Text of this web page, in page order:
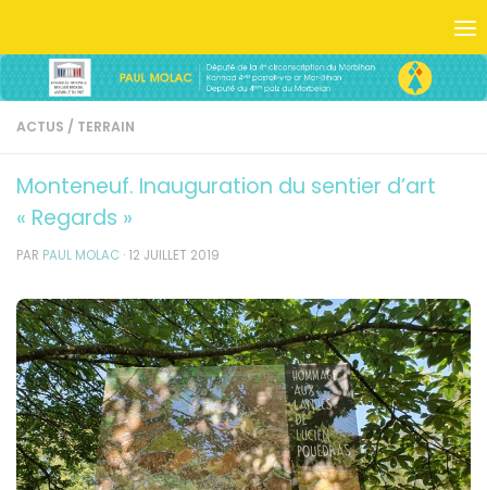
ACTUS / TERRAIN
Monteneuf. Inauguration du sentier d’art
« Regards »
PAR PAUL MOLAC · 12 JUILLET 2019